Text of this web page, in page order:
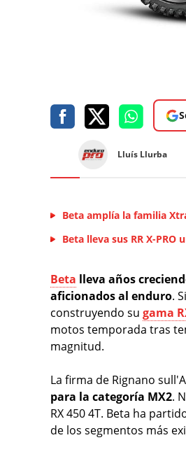
Lluís Llurba
Beta amplía la familia
Beta lleva sus RR X-PRO
Beta lleva años
aficionados al enduro.
construyendo su gama
motos temporada tras
magnitud.
La firma de Rignano
para la categoría MX2.
RX 450 4T. Beta ha
de los segmentos más